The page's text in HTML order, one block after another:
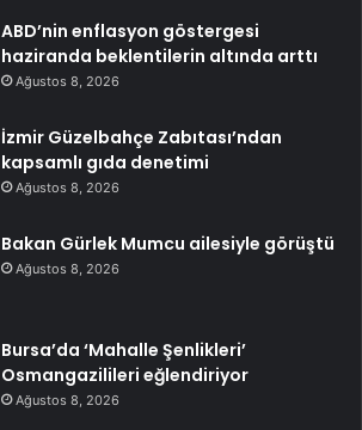
ABD’nin enflasyon göstergesi
haziranda beklentilerin altında arttı
Ağustos 8, 2026
İzmir Güzelbahçe Zabıtası’ndan
kapsamlı gıda denetimi
Ağustos 8, 2026
Bakan Gürlek Mumcu ailesiyle görüştü
Ağustos 8, 2026
Bursa’da ‘Mahalle Şenlikleri’
Osmangazilileri eğlendiriyor
Ağustos 8, 2026